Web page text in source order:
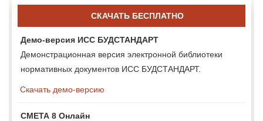
СКАЧАТЬ БЕСПЛАТНО
Демо-версия ИСС БУДСТАНДАРТ
Демонстрационная версия электронной библиотеки
нормативных документов ИСС БУДСТАНДАРТ.
Скачать демо-версию
СМЕТА 8 Онлайн